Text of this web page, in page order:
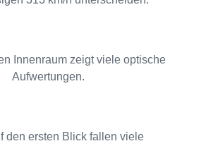
Innenraum zeigt viele optische
Aufwertungen.
den ersten Blick fallen viele